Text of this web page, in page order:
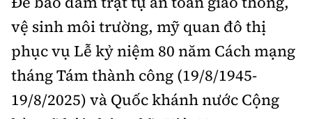
Đăng kiểm
Đường sắt tốc độ cao
Đường thủy
Bảo hiểm
Doanh nghiệp
An ninh hình sự
Điều tra
Pháp đình
Hỏi - Đáp
Giao thông 24h
ATGT địa phương
Văn hóa giao thông
Lái xe an toàn
Chất lượng sống
Giáo dục
Y tế
Văn hóa - Giải Trí
Văn hóa
Thể thao
vệ sinh môi trường, mỹ quan đô thị
phục vụ Lễ kỷ niệm 80 năm Cách mạng
tháng Tám thành công (19/8/1945-
19/8/2025) và Quốc khánh nước Cộng